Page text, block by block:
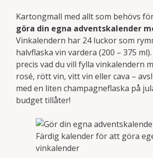
Kartongmall med allt som behövs
göra din egna adventskalender
Vinkalendern har 24 luckor som
halvflaska vin vardera (200 – 375
precis vad du vill fylla vinkalendern
rosé, rött vin, vitt vin eller cava –
med en liten champagneflaska på
budget tillåter!
Färdig kalender för att göra
vinkalender